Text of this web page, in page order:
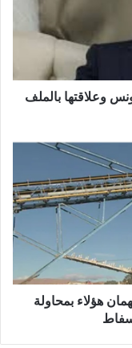
وعلاقتها بالملف
هؤلاء بمحاولة